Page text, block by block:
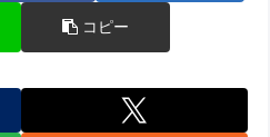
コピー